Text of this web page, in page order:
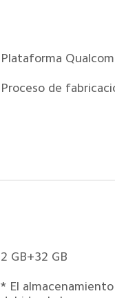
Plataforma
Proceso de
2 GB+32 GB
* El